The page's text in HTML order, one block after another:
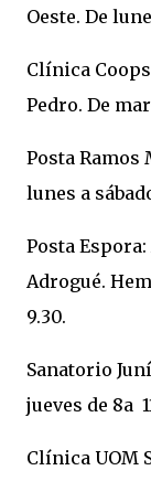
Oeste. De
Clínica
Pedro. De
Posta Ramos
lunes a
Posta
Adrogué.
9.30.
Sanatorio
jueves de 8a
Clínica UOM